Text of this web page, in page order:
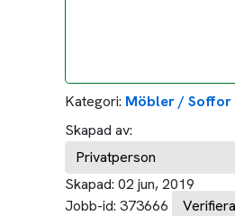
Kategori: Möbler / Soffor
Skapad av:
Privatperson
Skapad: 02 jun, 2019
Jobb-id: 373666